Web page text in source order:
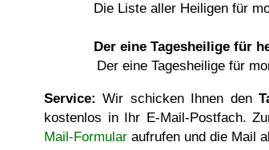
Die Liste aller Heiligen für
Der eine Tagesheilige für
Der eine Tagesheilige für
Service: Wir schicken Ihnen den
kostenlos in Ihr E-Mail-Postfach.
Mail-Formular aufrufen und die Mail